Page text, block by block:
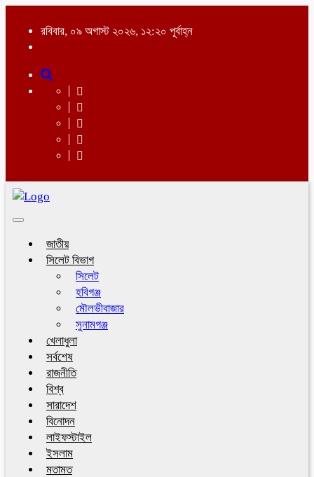
রবিবার, ০৯ অগাস্ট ২০২৬, ১২:২০ পূর্বাহ্ন
Toggle
জাতীয়
সিলেট বিভাগ
সিলেট
হবিগঞ্জ
মৌলভীবাজার
সুনামগঞ্জ
খেলাধুলা
সর্বশেষ
রাজনীতি
বিশ্ব
সারাদেশ
বিনোদন
লাইফস্টাইল
ইসলাম
মতামত